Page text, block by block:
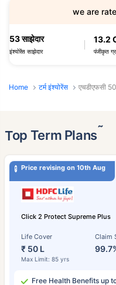
53 साझेदार
इंश्योरेंस साझेदार
13.2
पंजीकृत
we are
Home टर्म इंश्योरेंस एचडीएफसी
Top Term Plans˜
Price revising on 10th Aug
Click 2 Protect Supreme Plus
Life Cover
₹ 50 L
Max Limit: 85 yrs
Claim
Free Health Benefits up